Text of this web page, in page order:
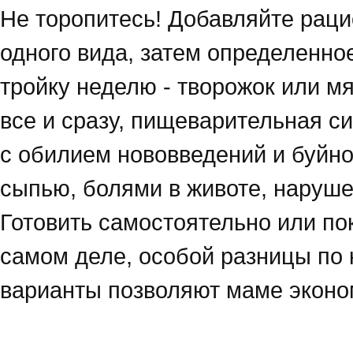
Не торопитесь! Добавляйте
одного вида, затем
тройку неделю - творожок или
все и сразу, пищеварительная
с обилием нововведений и
сыпью, болями в животе,
Готовить самостоятельно или
самом деле, особой разницы по
варианты позволяют маме